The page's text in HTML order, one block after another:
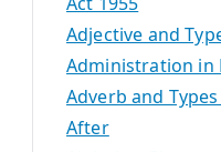
Adjective and
Administration in
Adverb and
After